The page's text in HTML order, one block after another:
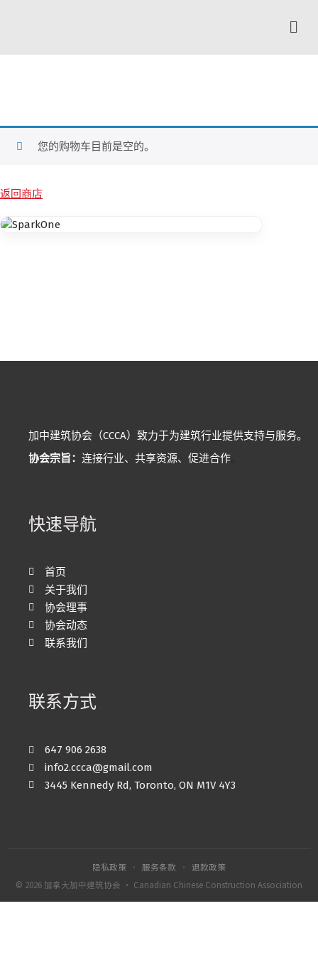
您的购物车目前是空的。
返回商店
加中建筑协会（CCCA）致力于为建筑行业提供支持与服务。
协会宗旨： 连接行业、共享资源、促进合作
快速导航
首页
关于我们
协会理事
协会动态
联系我们
联系方式
647 906 2638
info2.ccca@gmail.com
3445 Kennedy Rd, Toronto, ON M1V 4Y3
隐私政策 · 服务条款 ·
退款政策
© 2026 加拿大加中建筑协会 · Canadian Chinese Construction Association